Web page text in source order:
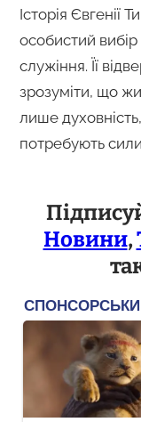
Історія Євгенії
особистий
служіння. Її
зрозуміти, що
лише
потребують
Новини,